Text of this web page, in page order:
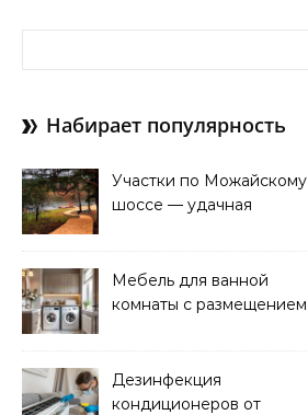
Набирает популярность
Участки по Можайскому
шоссе — удачная
Мебель для ванной
комнаты с размещением
Дезинфекция
кондиционеров от